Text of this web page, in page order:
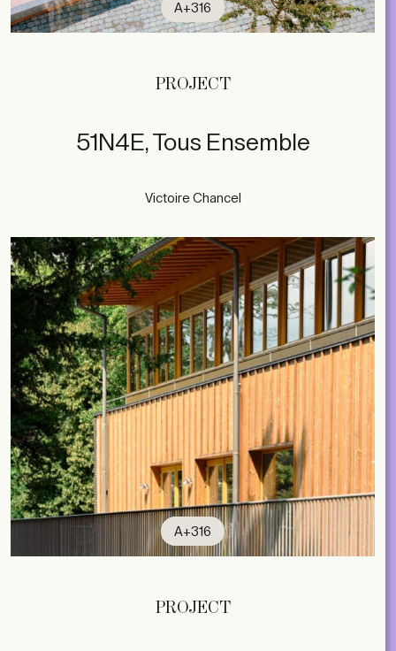
A+316
PROJECT
51N4E, Tous Ensemble
Victoire Chancel
A+316
PROJECT